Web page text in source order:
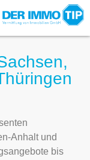
Anhalt und
bis